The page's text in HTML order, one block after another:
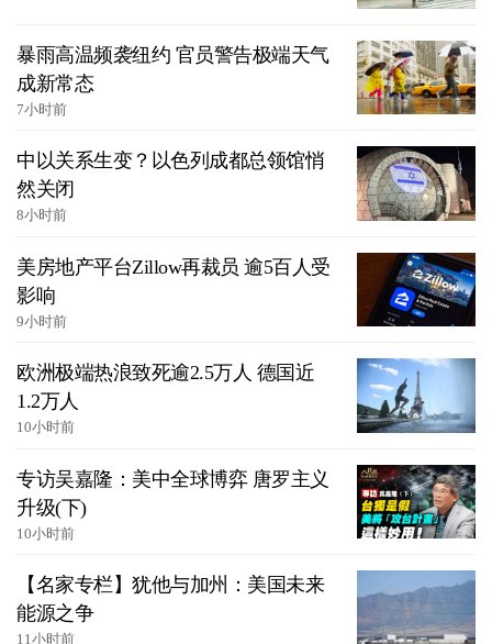
暴雨高温频袭纽约 官员警告极端天气
成新常态
7小时前
中以关系生变？以色列成都总领馆悄
然关闭
8小时前
美房地产平台Zillow再裁员 逾5百人受
影响
9小时前
欧洲极端热浪致死逾2.5万人 德国近
1.2万人
10小时前
专访吴嘉隆：美中全球博弈 唐罗主义
升级(下)
10小时前
【名家专栏】犹他与加州：美国未来
能源之争
11小时前